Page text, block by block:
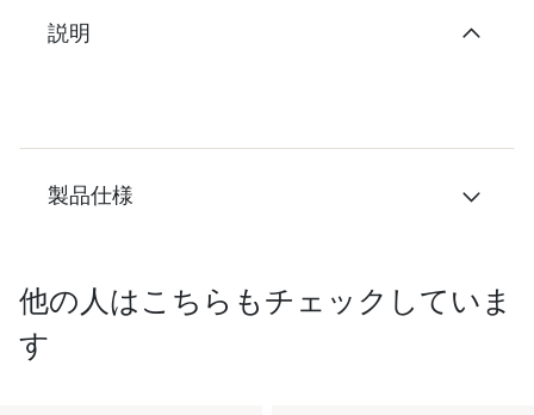
説明
製品仕様
他の人はこちらもチェックしていま
す